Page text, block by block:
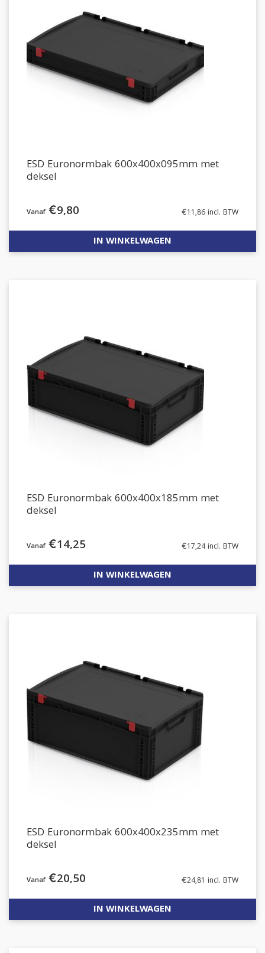
ESD Euronormbak 600x400x095mm met
deksel
€9,80 €11,86 incl. BTW
IN WINKELWAGEN
ESD Euronormbak 600x400x185mm met
deksel
€14,25 €17,24incl. BTW
IN WINKELWAGEN
ESD Euronormbak 600x400x235mm met
deksel
€20,50 €24,81 incl. BTW
IN WINKELWAGEN